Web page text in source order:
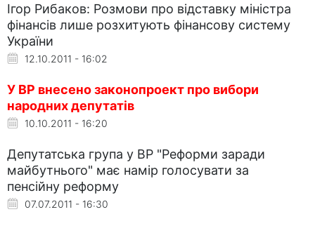
Ігор Рибаков: Розмови про відставку міністра
фінансів лише розхитують фінансову систему
України
12.10.2011 - 16:02
У ВР внесено законопроект про вибори
народних депутатів
10.10.2011 - 16:20
Депутатська група у ВР "Реформи заради
майбутнього" має намір голосувати за
пенсійну реформу
07.07.2011 - 16:30